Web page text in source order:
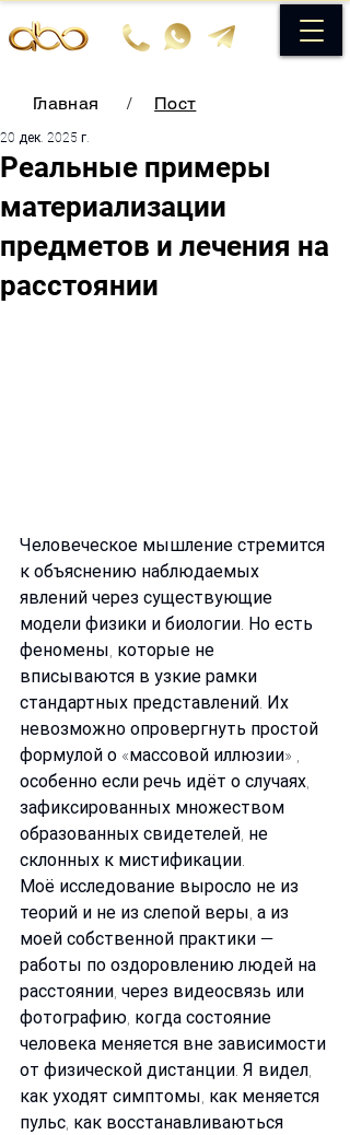
Главная / Пост
Реальные примеры
материализации
предметов и лечения на
расстоянии
20 дек. 2025 г.
Человеческое мышление стремится
к объяснению наблюдаемых
явлений через существующие
модели физики и биологии. Но есть
феномены, которые не
вписываются в узкие рамки
стандартных представлений. Их
невозможно опровергнуть простой
формулой о «массовой иллюзии» ,
особенно если речь идёт о случаях,
зафиксированных множеством
образованных свидетелей, не
склонных к мистификации.
Моё исследование выросло не из
теорий и не из слепой веры, а из
моей собственной практики —
работы по оздоровлению людей на
расстоянии, через видеосвязь или
фотографию, когда состояние
человека меняется вне зависимости
от физической дистанции. Я видел,
как уходят симптомы, как меняется
пульс, как восстанавливаються